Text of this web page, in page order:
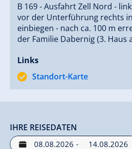
B 169 - Ausfahrt Zell Nord -
vor der Unterführung rechts
einbiegen - nach ca. 100 m
der Familie Dabernig (3. Haus
Links
Standort-Karte
IHRE REISEDATEN
-